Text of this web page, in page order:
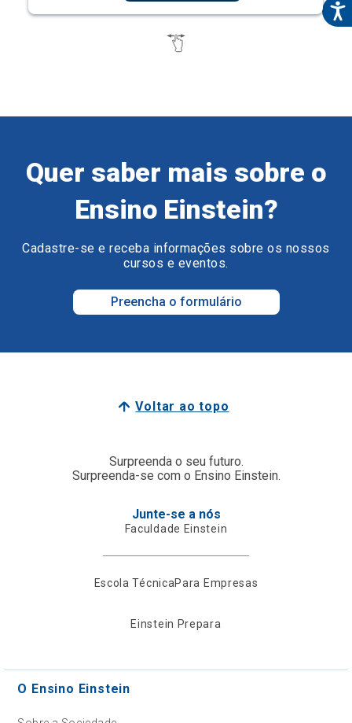
Quer saber mais sobre o
Ensino Einstein?
Cadastre-se e receba informações sobre os nossos
cursos e eventos.
Preencha o formulário
Voltar ao topo
Surpreenda o seu futuro.
Surpreenda-se com o Ensino Einstein.
Junte-se a nós
Faculdade Einstein
Escola TécnicaPara Empresas
Einstein Prepara
O Ensino Einstein